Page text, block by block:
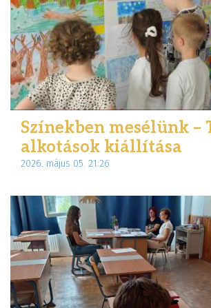
Színekben mesélünk –
alkotások kiállítása
2026. május 05. 21:26